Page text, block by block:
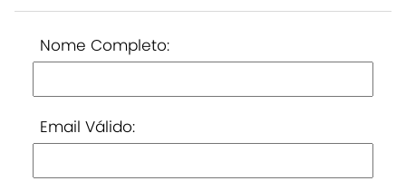
Nome Completo:
Email Válido: